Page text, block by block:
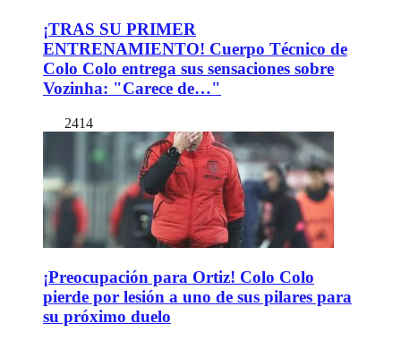
¡TRAS SU PRIMER
ENTRENAMIENTO! Cuerpo Técnico de
Colo Colo entrega sus sensaciones sobre
Vozinha: "Carece de…"
2414
¡Preocupación para Ortiz! Colo Colo
pierde por lesión a uno de sus pilares para
su próximo duelo